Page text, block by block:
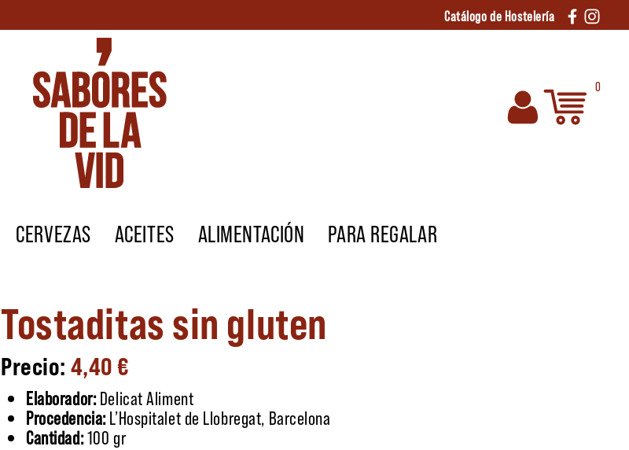
Catálogo de Hostelería
0
CERVEZAS ACEITES ALIMENTACIÓN PARA REGALAR
Tostaditas sin gluten
4,40€
Elaborador:Delicat Aliment
Procedencia:L’Hospitalet de Llobregat, Barcelona
Cantidad:100 gr